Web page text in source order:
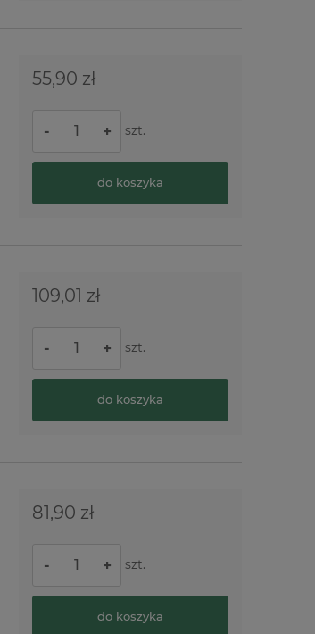
55,90 zł
- + szt.
do koszyka
109,01 zł
- + szt.
do koszyka
81,90 zł
- + szt.
do koszyka